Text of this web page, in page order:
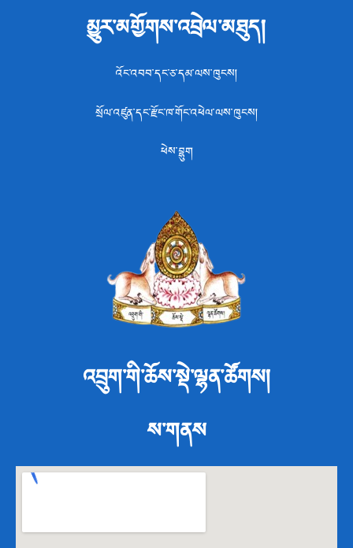
མྱུར་མགྱོགས་འབྲེལ་མཐུད།
འོང་འབབ་དང་ཅ་དམ་ལས་ཁུངས།
སྲོལ་འཛུན་དང་རྫོང་ཁ་གོང་འཕེལ་ལས་ཁུངས།
ཕེས་བྷུག
འབྲུག་གི་ཆོས་སྡེ་ལྷན་ཚོགས།
ས་གནས